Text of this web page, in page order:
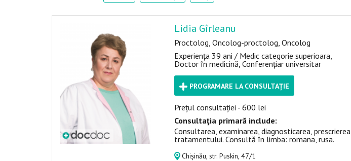
Lidia Gîrleanu
Proctolog, Oncolog-proctolog, Oncolog
Experiența 39 ani / Medic categorie superioara,
Doctor în medicină, Conferențiar universitar
PROGRAMARE LA CONSULTAȚIE
Prețul consultației - 600 lei
Consultaţia primară include:
Consultarea, examinarea, diagnosticarea, prescrierea
tratamentului. Consultă în limba: romana, rusa.
Chișinău, str. Puskin, 47/1